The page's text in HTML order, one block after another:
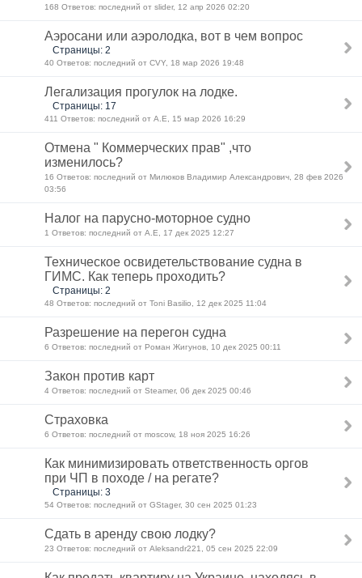
168 Ответов: последний от slider, 12 апр 2026 02:20
Аэросани или аэролодка, вот в чем вопрос
Страницы: 2
40 Ответов: последний от CVY, 18 мар 2026 19:48
Легализация прогулок на лодке.
Страницы: 17
411 Ответов: последний от A.E, 15 мар 2026 16:29
Отмена " Коммерческих прав" ,что
изменилось?
16 Ответов: последний от Милюков Владимир Александрович, 28 фев 2026
03:56
Налог на парусно-моторное судно
1 Ответов: последний от A.E, 17 дек 2025 12:27
Техническое освидетельствование судна в
ГИМС. Как теперь проходить?
Страницы: 2
48 Ответов: последний от Toni Basilio, 12 дек 2025 11:04
Разрешение на перегон судна
6 Ответов: последний от Роман Жигунов, 10 дек 2025 00:11
Закон против карт
4 Ответов: последний от Steamer, 06 дек 2025 00:46
Страховка
6 Ответов: последний от moscow, 18 ноя 2025 16:26
Как минимизировать ответственность оргов
при ЧП в походе / на регате?
Страницы: 3
54 Ответов: последний от GStager, 30 сен 2025 01:23
Сдать в аренду свою лодку?
23 Ответов: последний от Aleksandr221, 05 сен 2025 22:09